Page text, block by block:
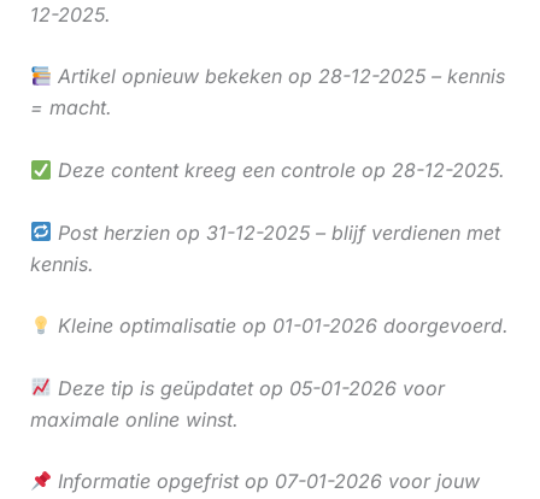
12-2025.
Artikel opnieuw bekeken op 28-12-2025 – kennis
= macht.
Deze content kreeg een controle op 28-12-2025.
Post herzien op 31-12-2025 – blijf verdienen met
kennis.
Kleine optimalisatie op 01-01-2026 doorgevoerd.
Deze tip is geüpdatet op 05-01-2026 voor
maximale online winst.
Informatie opgefrist op 07-01-2026 voor jouw